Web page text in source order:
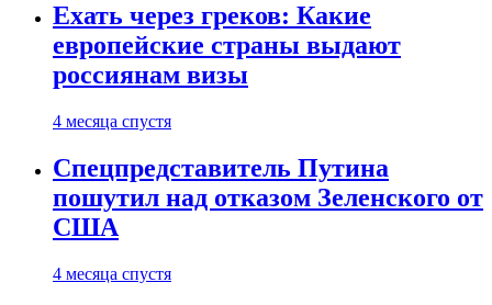
Ехать через греков: Какие
европейские страны выдают
россиянам визы
4 месяца спустя
Спецпредставитель Путина
пошутил над отказом Зеленского от
США
4 месяца спустя